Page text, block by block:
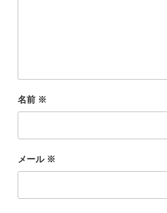
名前 ※
メール ※